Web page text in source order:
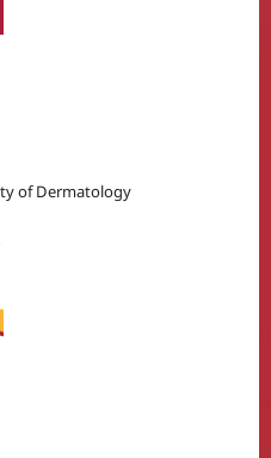
of Dermatology